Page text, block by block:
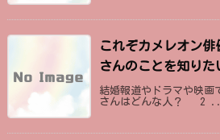
これぞカメレオン俳
さんのことを知りた
結婚報道やドラマや映画
さんはどんな人？ 2